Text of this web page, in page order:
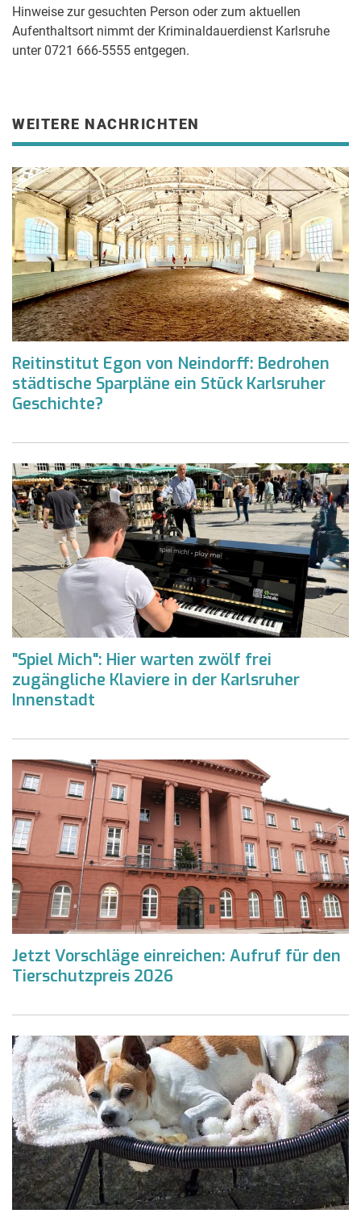
Hinweise zur gesuchten Person oder zum aktuellen
Aufenthaltsort nimmt der Kriminaldauerdienst Karlsruhe
unter 0721 666-5555 entgegen.
WEITERE NACHRICHTEN
Reitinstitut Egon von Neindorff: Bedrohen
städtische Sparpläne ein Stück Karlsruher
Geschichte?
"Spiel Mich": Hier warten zwölf frei
zugängliche Klaviere in der Karlsruher
Innenstadt
Jetzt Vorschläge einreichen: Aufruf für den
Tierschutzpreis 2026